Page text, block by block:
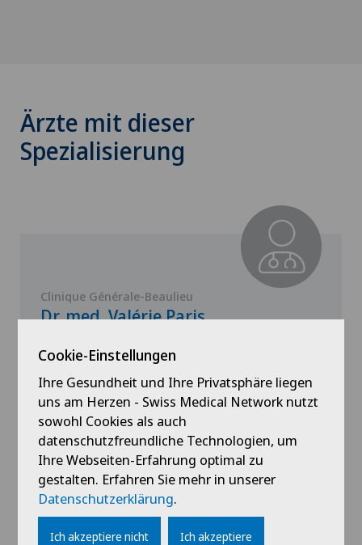
Ärzte mit dieser
Spezialisierung
Clinique Générale-Beaulieu
Dr. med. Valérie Paris
Spezialisierung
Profil ansehen
Cookie-Einstellungen
Ihre Gesundheit und Ihre Privatsphäre liegen
uns am Herzen - Swiss Medical Network nutzt
sowohl Cookies als auch
datenschutzfreundliche Technologien, um
Ihre Webseiten-Erfahrung optimal zu
gestalten. Erfahren Sie mehr in unserer
Datenschutzerklärung.
Ich akzeptiere nicht Ich akzeptiere